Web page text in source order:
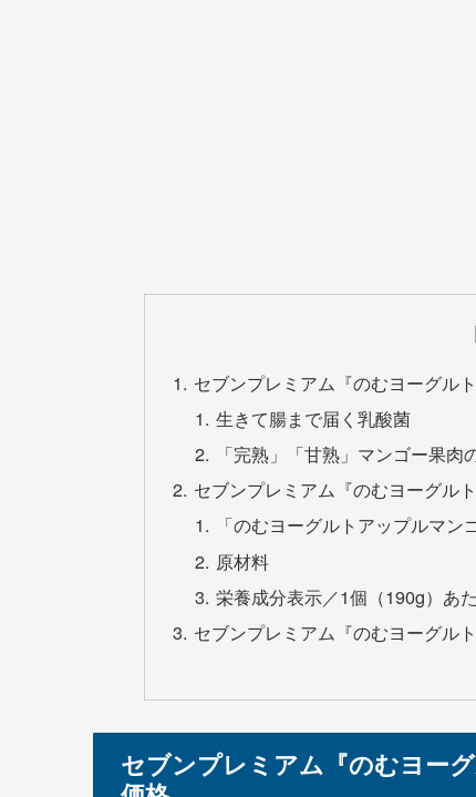
セブンプレミアム『のむヨーグル
生きて腸まで届く乳酸菌
「完熟」「甘熟」マンゴー果肉
セブンプレミアム『のむヨーグル
「のむヨーグルトアップルマン
原材料
栄養成分表示／1個（190g）あ
セブンプレミアム『のむヨーグル
セブンプレミアム『のむヨー